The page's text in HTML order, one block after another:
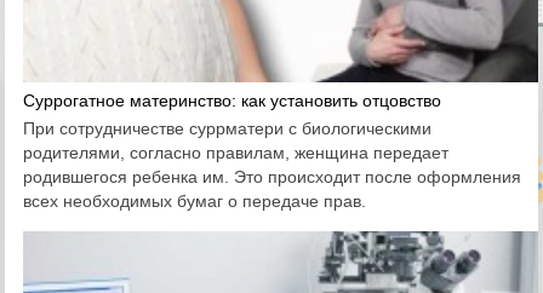
Суррогатное материнство: как установить отцовство
При сотрудничестве суррматери с биологическими
родителями, согласно правилам, женщина передает
родившегося ребенка им. Это происходит после оформления
всех необходимых бумаг о передаче прав.